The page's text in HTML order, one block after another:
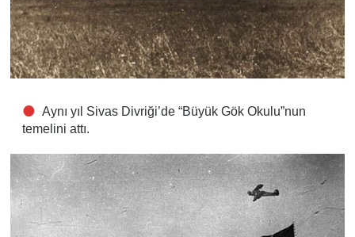
Aynı yıl Sivas Divriği’de “Büyük Gök Okulu”nun
temelini attı.